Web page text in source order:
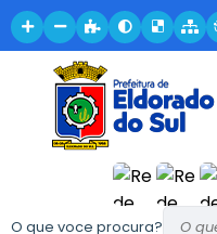
O que voce procura?